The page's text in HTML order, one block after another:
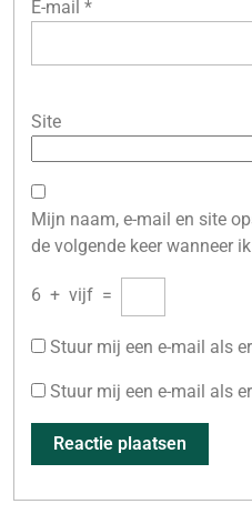
E-mail *
Site
Mijn naam, e-mail en site
de volgende keer wanneer
6 + vijf =
Stuur mij een e-mail als
Stuur mij een e-mail als